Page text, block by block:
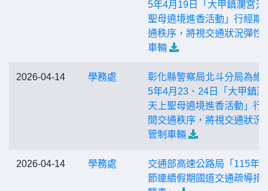
5年4月19日「大甲鎮瀾宮天
聖母遶境進香活動」行經期
通秩序，將視交通狀況彈性
車輛
2026-04-14 學務處
彰化縣警察局北斗分局為維
5年4月23、24日「大甲鎮瀾
天上聖母遶境進香活動」行
間交通秩序，將視交通狀況
管制車輛
2026-04-14 學務處
交通部高速公路局「115年
節連續假期國道交通疏導措